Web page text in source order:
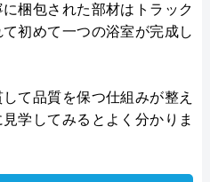
梱包された部材はトラック
初めて一つの浴室が完成し
て品質を保つ仕組みが整え
学してみるとよく分かりま